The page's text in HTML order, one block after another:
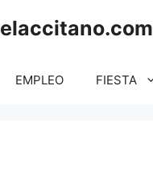
elaccitano.com
EMPLEO FIESTA